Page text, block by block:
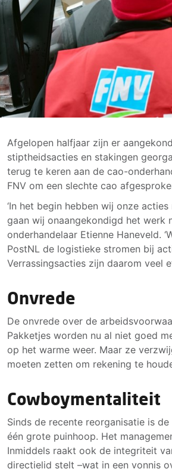
Afgelopen halfjaar zijn er
stiptheidsacties en stakingen
terug te keren aan de cao-
FNV om een slechte cao
‘In het begin hebben wij onze
gaan wij onaangekondigd het werk
onderhandelaar Etienne Haneveld.
PostNL de logistieke stromen bij
Verrassingsacties zijn daarom veel
Onvrede
De onvrede over de
Pakketjes worden nu al niet goed
op het warme weer. Maar ze
moeten zetten om rekening te
Cowboymentaliteit
Sinds de recente reorganisatie is
één grote puinhoop. Het
Inmiddels raakt ook de integriteit
directielid stelt –wat in een vonnis